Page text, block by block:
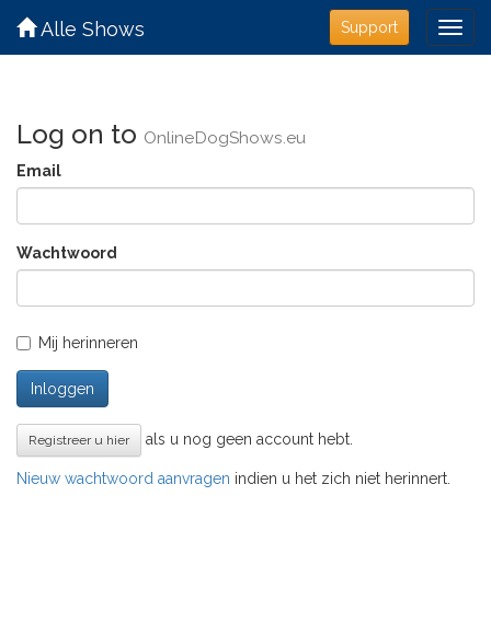
Support
Alle Shows
Log on to OnlineDogShows.eu
Email
Wachtwoord
Mij herinneren
Inloggen
Registreer u hier als u nog geen account hebt.
Nieuw wachtwoord aanvragen indien u het zich niet herinnert.